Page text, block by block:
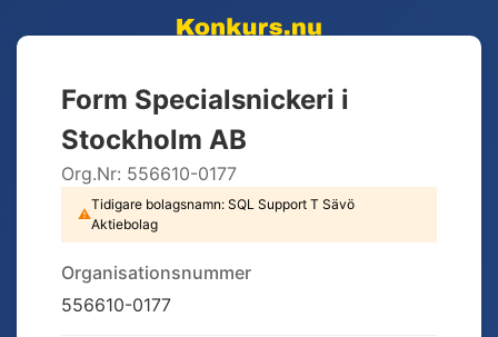
Form Specialsnickeri i
Stockholm AB
Org.Nr: 556610-0177
⚠
Tidigare bolagsnamn: SQL Support T Sävö
Aktiebolag
Organisationsnummer
556610-0177